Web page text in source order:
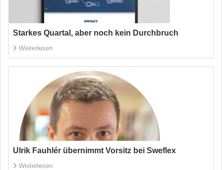
Starkes Quartal, aber noch kein Durchbruch
Weiterlesen
Ulrik Fauhlér übernimmt Vorsitz bei Sweflex
Weiterlesen